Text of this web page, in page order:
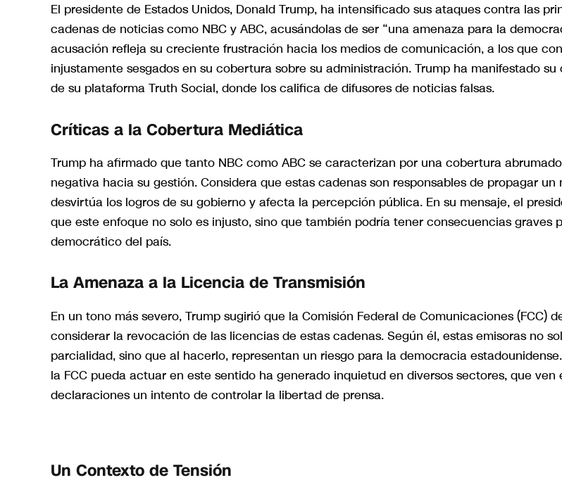
El presidente de Estados Unidos, Donald Trump, ha intensificado sus ataques contra las
cadenas de noticias como NBC y ABC, acusándolas de ser “una amenaza para la
acusación refleja su creciente frustración hacia los medios de comunicación, a los que
injustamente sesgados en su cobertura sobre su administración. Trump ha manifestado su
de su plataforma Truth Social, donde los califica de difusores de noticias falsas.
Críticas a la Cobertura Mediática
Trump ha afirmado que tanto NBC como ABC se caracterizan por una cobertura
negativa hacia su gestión. Considera que estas cadenas son responsables de propagar un
desvirtúa los logros de su gobierno y afecta la percepción pública. En su mensaje, el
que este enfoque no solo es injusto, sino que también podría tener consecuencias graves
democrático del país.
La Amenaza a la Licencia de Transmisión
En un tono más severo, Trump sugirió que la Comisión Federal de Comunicaciones (FCC)
considerar la revocación de las licencias de estas cadenas. Según él, estas emisoras no
parcialidad, sino que al hacerlo, representan un riesgo para la democracia
la FCC pueda actuar en este sentido ha generado inquietud en diversos sectores, que ven
declaraciones un intento de controlar la libertad de prensa.
Un Contexto de Tensión